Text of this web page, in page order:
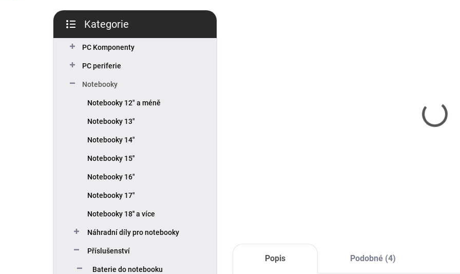
P
s
kategorie
Kategorie
PC Komponenty
PC periferie
Notebooky
Notebooky 12" a méně
Notebooky 13"
Notebooky 14"
Notebooky 15''
Notebooky 16"
Notebooky 17"
Notebooky 18'' a více
Náhradní díly pro notebooky
Příslušenství
Baterie do notebooku
Popis Podobné (4)